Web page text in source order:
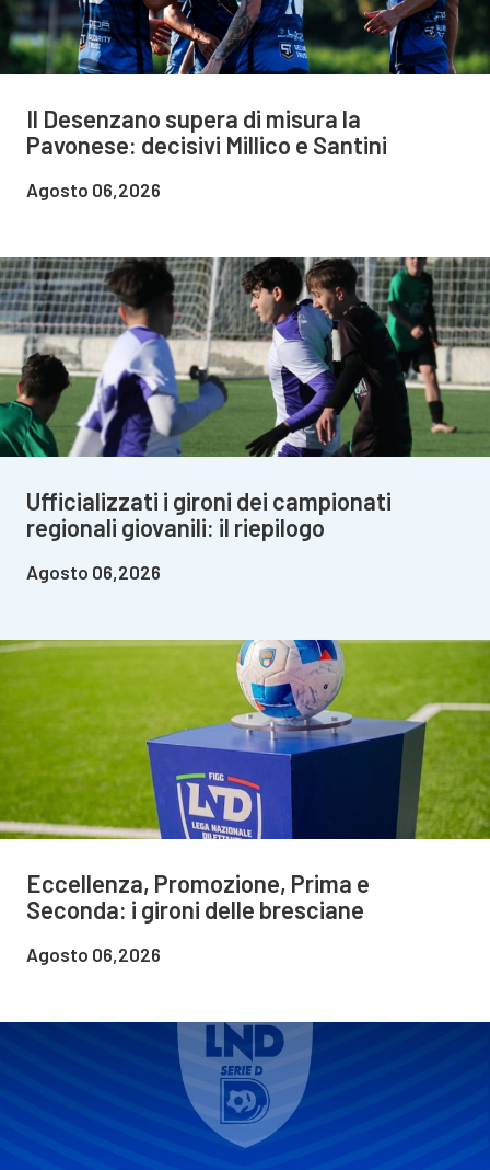
Il Desenzano supera di misura la
Pavonese: decisivi Millico e Santini
Agosto 06,2026
Ufficializzati i gironi dei campionati
regionali giovanili: il riepilogo
Agosto 06,2026
Eccellenza, Promozione, Prima e
Seconda: i gironi delle bresciane
Agosto 06,2026